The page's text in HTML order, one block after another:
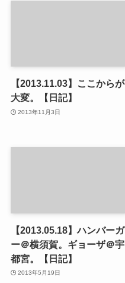
【2013.11.03】ここからが
大変。【日記】
2013年11月3日
【2013.05.18】ハンバーガ
ー＠横須賀。ギョーザ＠宇
都宮。【日記】
2013年5月19日